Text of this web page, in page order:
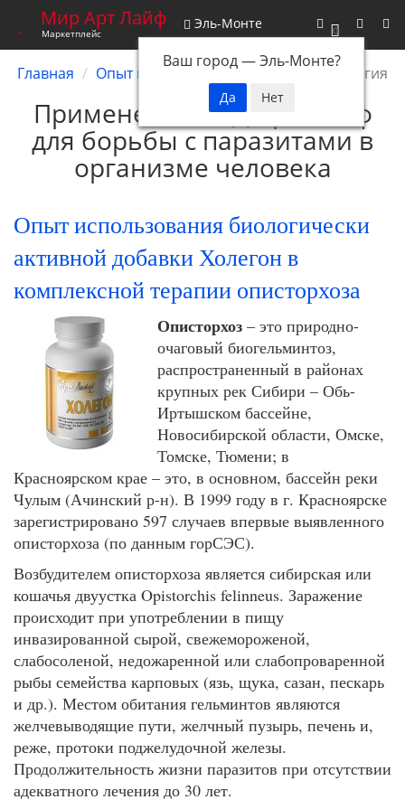
0
Мир Арт Лайф
Маркетплейс
Эль-Монте
Ваш город —Эль-Монте?
Главная Опыт применения БАД Паразитология
Применение БАД Арт Лайф
для борьбы с паразитами в
организме человека
Опыт использования биологически
активной добавки Холегон в
комплексной терапии описторхоза
Описторхоз – это природно-
очаговый биогельминтоз,
распространенный в районах
крупных рек Сибири – Обь-
Иртышском бассейне,
Новосибирской области, Омске,
Томске, Тюмени; в
Красноярском крае – это, в основном, бассейн реки
Чулым (Ачинский р-н). В 1999 году в г. Красноярске
зарегистрировано 597 случаев впервые выявленного
описторхоза (по данным горСЭС).
Возбудителем описторхоза является сибирская или
кошачья двуустка Opistorchis felinneus. Заражение
происходит при употреблении в пищу
инвазированной сырой, свежемороженой,
слабосоленой, недожаренной или слабопроваренной
рыбы семейства карповых (язь, щука, сазан, пескарь
и др.). Местом обитания гельминтов являются
желчевыводящие пути, желчный пузырь, печень и,
реже, протоки поджелудочной железы.
Продолжительность жизни паразитов при отсутствии
адекватного лечения до 30 лет.